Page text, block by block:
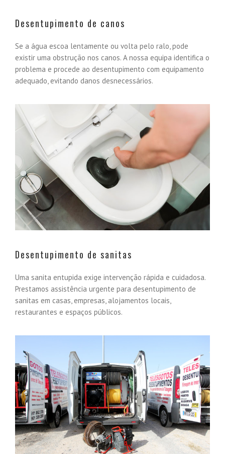
Desentupimento de canos
Se a água escoa lentamente ou volta pelo ralo, pode
existir uma obstrução nos canos. A nossa equipa identifica o
problema e procede ao desentupimento com equipamento
adequado, evitando danos desnecessários.
Desentupimento de sanitas
Uma sanita entupida exige intervenção rápida e cuidadosa.
Prestamos assistência urgente para desentupimento de
sanitas em casas, empresas, alojamentos locais,
restaurantes e espaços públicos.